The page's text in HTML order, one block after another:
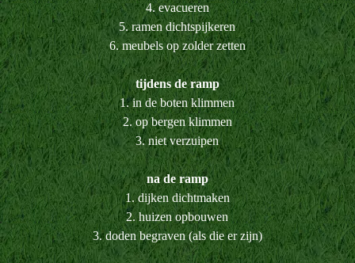
4. evacueren
5. ramen dichtspijkeren
6. meubels op zolder zetten
tijdens de ramp
1. in de boten klimmen
2. op bergen klimmen
3. niet verzuipen
na de ramp
1. dijken dichtmaken
2. huizen opbouwen
3. doden begraven (als die er zijn)